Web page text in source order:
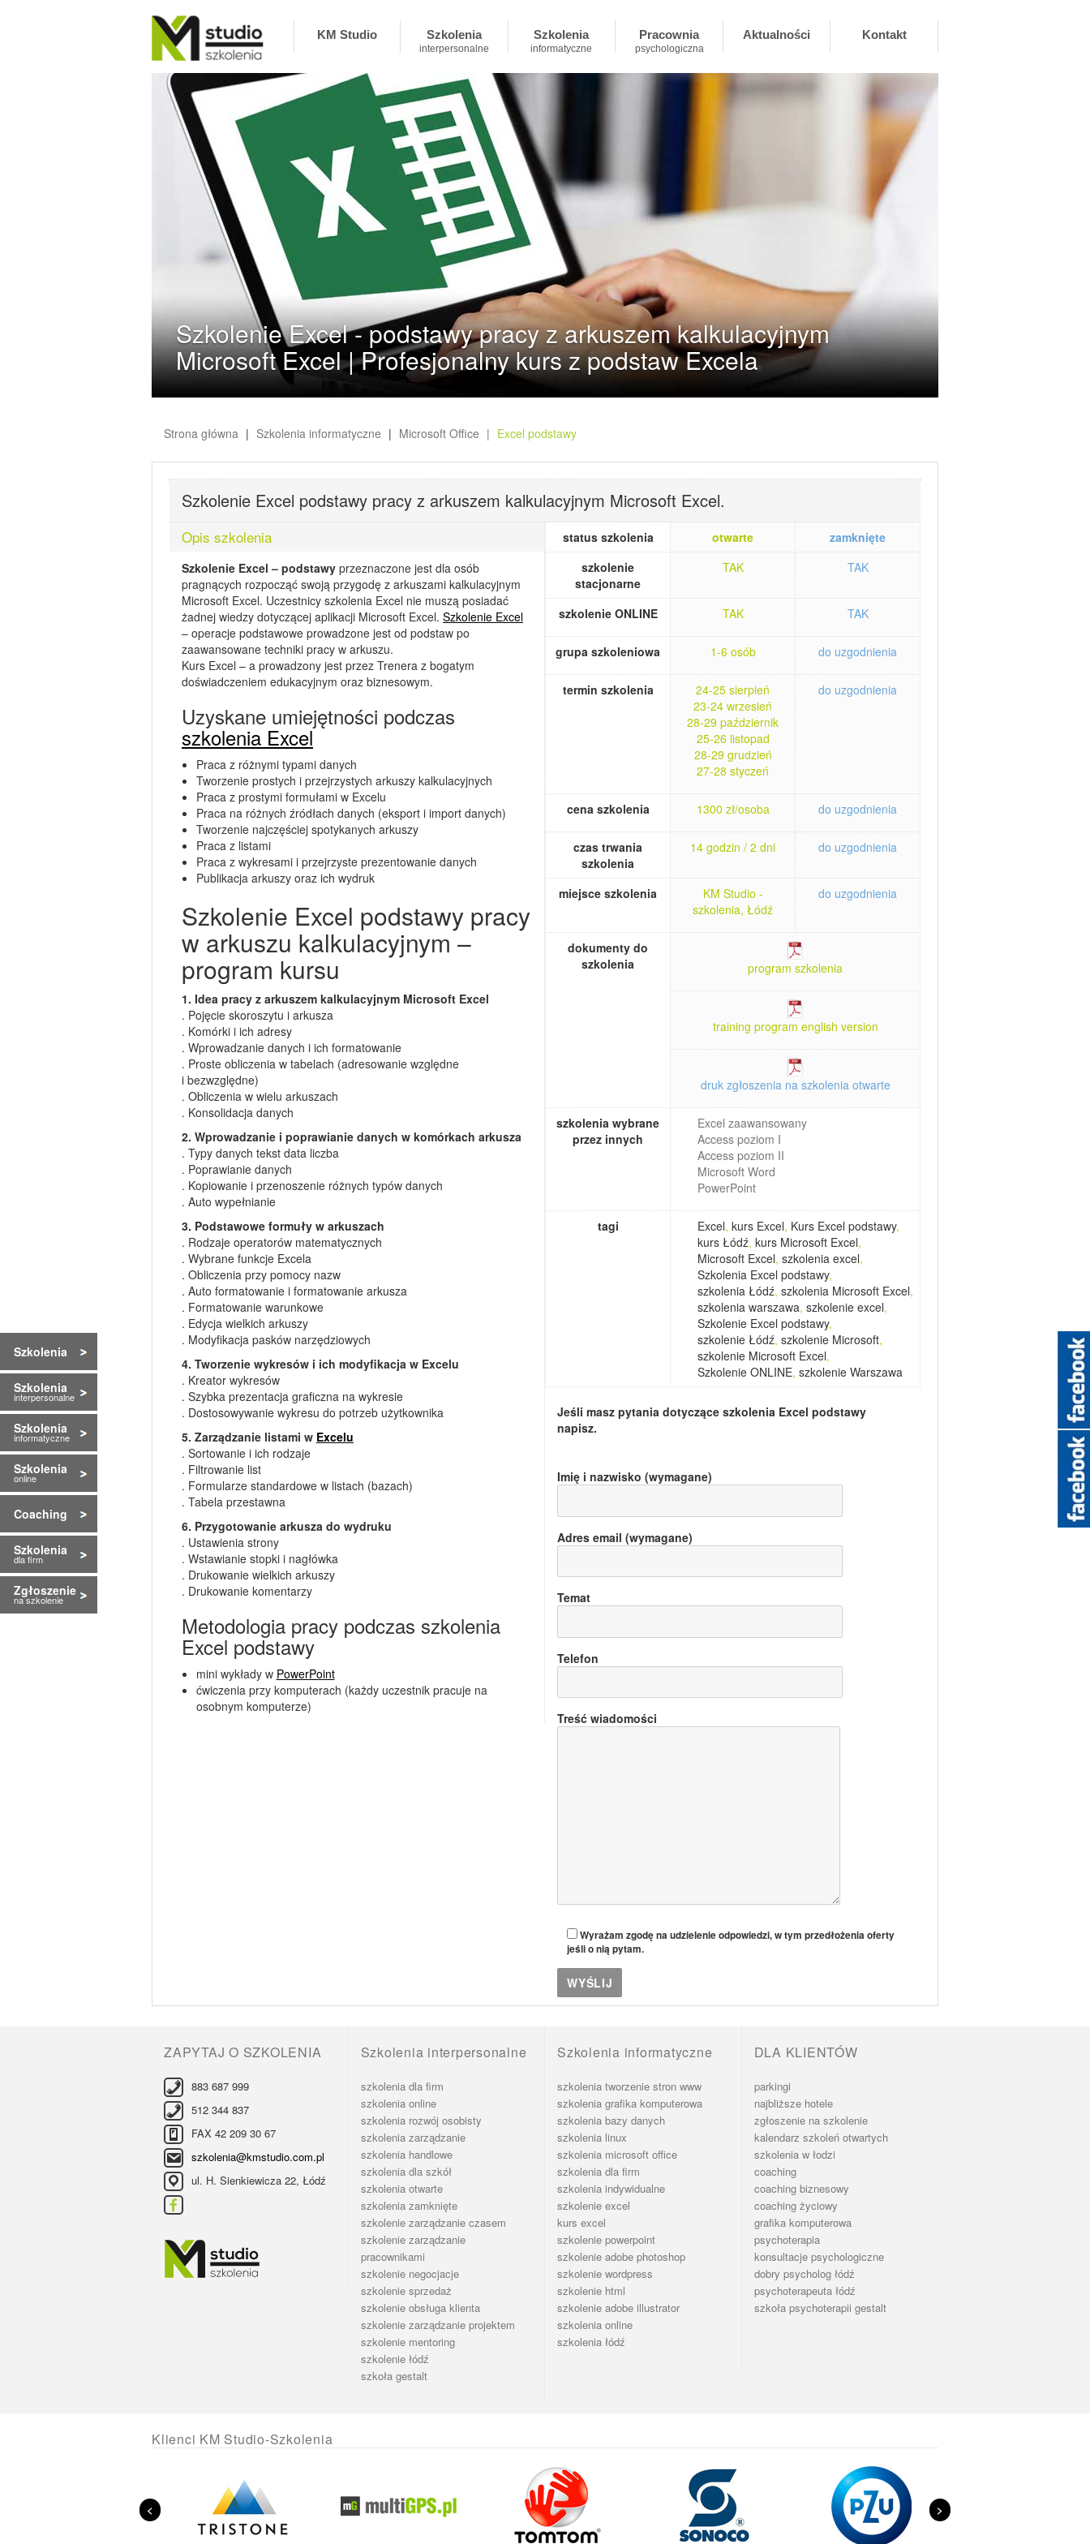
KM Studio – szkolenia, coaching zaprasza na
szkolenia interpersonalne, biznesowe,
informatyczne oraz coaching. Zapewniamy
najlepszych Trenerów i Ekspertów. Nie
odwołujemy szkoleń
KM Studio Szkolenia
interpersonalne
Szkolenia
informatyczne
Pracownia
psychologiczna
Aktualności Kontakt
Szkolenie Excel - podstawy pracy z arkuszem kalkulacyjnym
Microsoft Excel | Profesjonalny kurs z podstaw Excela
Strona główna Szkolenia informatyczne Microsoft Office Excel podstawy
Szkolenie Excel podstawy pracy z arkuszem kalkulacyjnym Microsoft Excel.
Opis szkolenia
Szkolenie Excel – podstawy przeznaczone jest dla osób
pragnących rozpocząć swoją przygodę z arkuszami kalkulacyjnym
Microsoft Excel. Uczestnicy szkolenia Excel nie muszą posiadać
żadnej wiedzy dotyczącej aplikacji Microsoft Excel. Szkolenie Excel
– operacje podstawowe prowadzone jest od podstaw po
zaawansowane techniki pracy w arkuszu.
Kurs Excel – a prowadzony jest przez Trenera z bogatym
doświadczeniem edukacyjnym oraz biznesowym.
Uzyskane umiejętności podczas
szkolenia Excel
Praca z różnymi typami danych
Tworzenie prostych i przejrzystych arkuszy kalkulacyjnych
Praca z prostymi formułami w Excelu
Praca na różnych źródłach danych (eksport i import danych)
Tworzenie najczęściej spotykanych arkuszy
Praca z listami
Praca z wykresami i przejrzyste prezentowanie danych
Publikacja arkuszy oraz ich wydruk
Szkolenie Excel podstawy pracy
w arkuszu kalkulacyjnym –
program kursu
1. Idea pracy z arkuszem kalkulacyjnym Microsoft Excel
. Pojęcie skoroszytu i arkusza
. Komórki i ich adresy
. Wprowadzanie danych i ich formatowanie
. Proste obliczenia w tabelach (adresowanie względne
i bezwzględne)
. Obliczenia w wielu arkuszach
. Konsolidacja danych
2. Wprowadzanie i poprawianie danych w komórkach arkusza
. Typy danych tekst data liczba
. Poprawianie danych
. Kopiowanie i przenoszenie różnych typów danych
. Auto wypełnianie
3. Podstawowe formuły w arkuszach
. Rodzaje operatorów matematycznych
. Wybrane funkcje Excela
. Obliczenia przy pomocy nazw
. Auto formatowanie i formatowanie arkusza
. Formatowanie warunkowe
. Edycja wielkich arkuszy
. Modyfikacja pasków narzędziowych
4. Tworzenie wykresów i ich modyfikacja w Excelu
. Kreator wykresów
. Szybka prezentacja graficzna na wykresie
. Dostosowywanie wykresu do potrzeb użytkownika
5. Zarządzanie listami w Excelu
. Sortowanie i ich rodzaje
. Filtrowanie list
. Formularze standardowe w listach (bazach)
. Tabela przestawna
6. Przygotowanie arkusza do wydruku
. Ustawienia strony
. Wstawianie stopki i nagłówka
. Drukowanie wielkich arkuszy
. Drukowanie komentarzy
Metodologia pracy podczas szkolenia
Excel podstawy
mini wykłady w PowerPoint
ćwiczenia przy komputerach (każdy uczestnik pracuje na
osobnym komputerze)
status szkolenia otwarte
zamknięte
szkolenie
stacjonarne
TAK TAK
szkolenie ONLINE TAK TAK
grupa szkoleniowa 1-6 osób do uzgodnienia
termin szkolenia
24-25 sierpień
23-24 wrzesień
28-29 październik
25-26 listopad
28-29 grudzień
27-28 styczeń
do uzgodnienia
cena szkolenia 1300 zł/osoba do uzgodnienia
czas trwania
szkolenia
14 godzin / 2 dni do uzgodnienia
miejsce szkolenia
KM Studio -
szkolenia, Łódź
do uzgodnienia
dokumenty do
szkolenia
program szkolenia
training program english version
druk zgłoszenia na szkolenia otwarte
szkolenia wybrane
przez innych
Excel zaawansowany
Access poziom I
Access poziom II
Microsoft Word
PowerPoint
tagi Excel, kurs Excel, Kurs Excel podstawy,
kurs Łódź, kurs Microsoft Excel,
Microsoft Excel, szkolenia excel,
Szkolenia Excel podstawy,
szkolenia Łódź, szkolenia Microsoft Excel,
szkolenia warszawa, szkolenie excel,
Szkolenie Excel podstawy,
szkolenie Łódź, szkolenie Microsoft,
szkolenie Microsoft Excel,
Szkolenie ONLINE, szkolenie Warszawa
Jeśli masz pytania dotyczące szkolenia Excel podstawy
napisz.
Imię i nazwisko (wymagane)
Adres email (wymagane)
Temat
Telefon
Treść wiadomości
Wyrażam zgodę na udzielenie odpowiedzi, w tym przedłożenia oferty
jeśli o nią pytam.
ZAPYTAJ O SZKOLENIA
883 687 999
512 344 837
FAX 42 209 30 67
szkolenia@kmstudio.com.pl
ul. H. Sienkiewicza 22, Łódź
Szkolenia interpersonalne
szkolenia dla firm
szkolenia online
szkolenia rozwój osobisty
szkolenia zarządzanie
szkolenia handlowe
szkolenia dla szkół
szkolenia otwarte
szkolenia zamknięte
szkolenie zarządzanie czasem
szkolenie zarządzanie
pracownikami
szkolenie negocjacje
szkolenie sprzedaż
szkolenie obsługa klienta
szkolenie zarządzanie projektem
szkolenie mentoring
szkolenie łódź
szkoła gestalt
Szkolenia informatyczne
szkolenia tworzenie stron www
szkolenia grafika komputerowa
szkolenia bazy danych
szkolenia linux
szkolenia microsoft office
szkolenia dla firm
szkolenia indywidualne
szkolenie excel
kurs excel
szkolenie powerpoint
szkolenie adobe photoshop
szkolenie wordpress
szkolenie html
szkolenie adobe illustrator
szkolenia online
szkolenia łódź
DLA KLIENTÓW
parkingi
najbliższe hotele
zgłoszenie na szkolenie
kalendarz szkoleń otwartych
szkolenia w łodzi
coaching
coaching biznesowy
coaching życiowy
grafika komputerowa
psychoterapia
konsultacje psychologiczne
dobry psycholog łódź
psychoterapeuta łódź
szkoła psychoterapii gestalt
Szkolenia
Szkolenia
interpersonalne
Szkolenia
informatyczne
Szkolenia
online
Coaching
Szkolenia
dla firm
Zgłoszenie
na szkolenie
Klienci KM Studio-Szkolenia
< >